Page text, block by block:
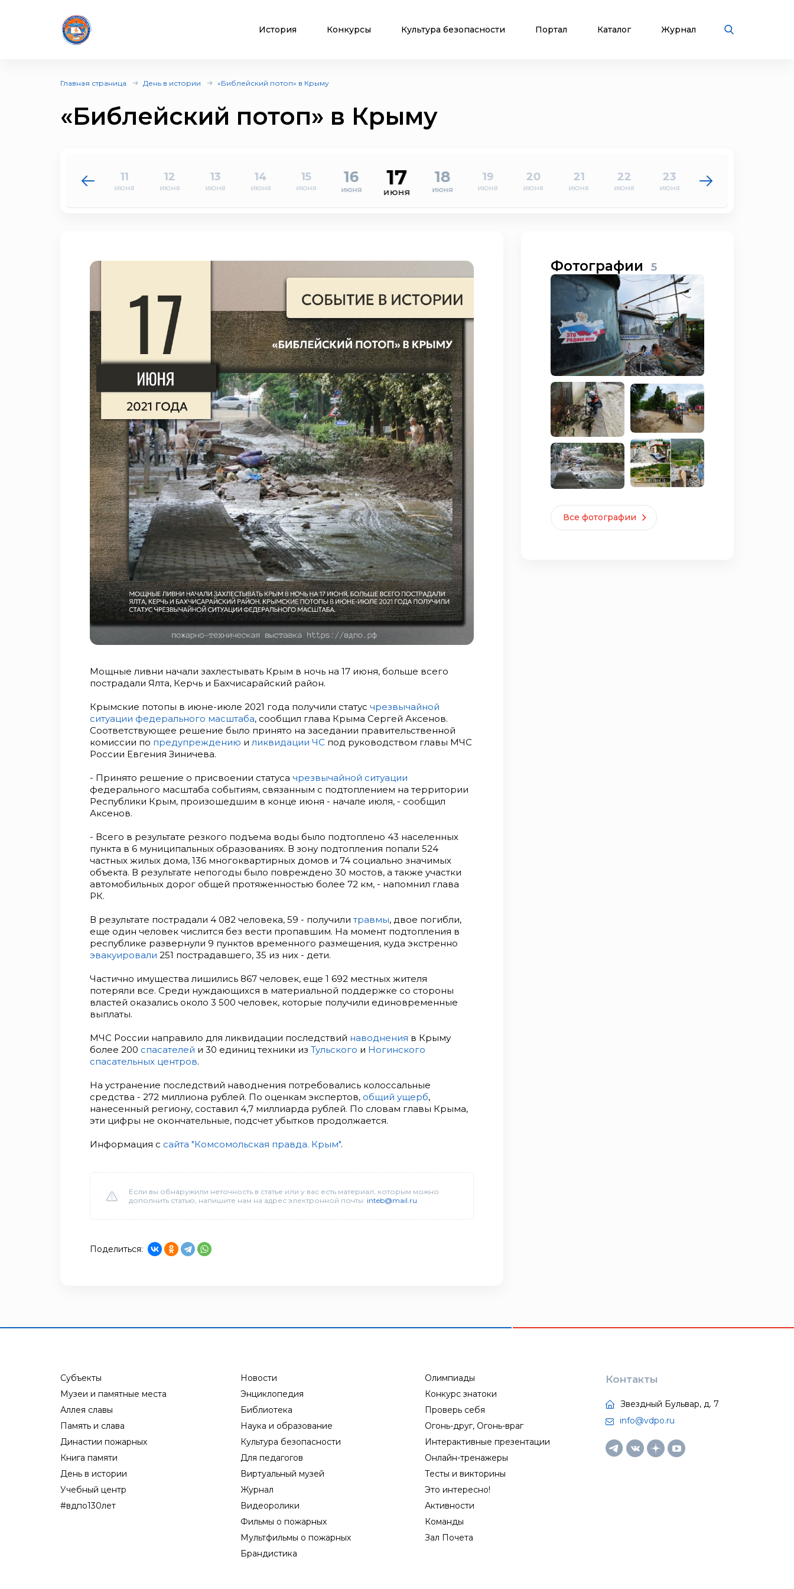
История Конкурсы Культура безопасности Портал Каталог Журнал
Главная страница День в истории «Библейский потоп» в Крыму
«Библейский потоп» в Крыму
10
июня
11
июня
12
июня
13
июня
14
июня
15
июня
16
июня 17
июня
18
июня
19
июня
20
июня
21
июня
22
июня
23
июня
24
июня
Мощные ливни начали захлестывать Крым в ночь на 17 июня, больше всего
пострадали Ялта, Керчь и Бахчисарайский район.
Крымские потопы в июне-июле 2021 года получили статус чрезвычайной
ситуации федерального масштаба, сообщил глава Крыма Сергей Аксенов.
Соответствующее решение было принято на заседании правительственной
комиссии по предупреждению и ликвидации ЧС под руководством главы МЧС
России Евгения Зиничева.
- Принято решение о присвоении статуса чрезвычайной ситуации
федерального масштаба событиям, связанным с подтоплением на территории
Республики Крым, произошедшим в конце июня - начале июля, - сообщил
Аксенов.
- Всего в результате резкого подъема воды было подтоплено 43 населенных
пункта в 6 муниципальных образованиях. В зону подтопления попали 524
частных жилых дома, 136 многоквартирных домов и 74 социально значимых
объекта. В результате непогоды было повреждено 30 мостов, а также участки
автомобильных дорог общей протяженностью более 72 км, - напомнил глава
РК.
В результате пострадали 4 082 человека, 59 - получилитравмы, двое погибли,
еще один человек числится без вести пропавшим. На момент подтопления в
республике развернули 9 пунктов временного размещения, куда экстренно
эвакуировали 251 пострадавшего, 35 из них - дети.
Частично имущества лишились 867 человек, еще 1 692 местных жителя
потеряли все. Среди нуждающихся в материальной поддержке со стороны
властей оказались около 3 500 человек, которые получили единовременные
выплаты.
МЧС России направило для ликвидации последствий наводнения в Крыму
более 200 спасателей и 30 единиц техники из Тульского и Ногинского
спасательных центров.
На устранение последствий наводнения потребовались колоссальные
средства - 272 миллиона рублей. По оценкам экспертов, общий ущерб,
нанесенный региону, составил 4,7 миллиарда рублей. По словам главы Крыма,
эти цифры не окончательные, подсчет убытков продолжается.
Информация с сайта "Комсомольская правда. Крым".
Если вы обнаружили неточность в статье или у вас есть материал, которым можно
дополнить статью, напишите нам на адрес электронной почты: inteb@mail.ru
Поделиться:
Фотографии 5
Все фотографии
Субъекты
Музеи и памятные места
Аллея славы
Память и слава
Династии пожарных
Книга памяти
День в истории
Учебный центр
#вдпо130лет
Новости
Энциклопедия
Библиотека
Наука и образование
Культура безопасности
Для педагогов
Виртуальный музей
Журнал
Видеоролики
Фильмы о пожарных
Мультфильмы о пожарных
Брандистика
Олимпиады
Конкурс знатоки
Проверь себя
Огонь-друг, Огонь-враг
Интерактивные презентации
Онлайн-тренажеры
Тесты и викторины
Это интересно!
Активности
Команды
Зал Почета
Контакты
Звездный Бульвар, д. 7
info@vdpo.ru